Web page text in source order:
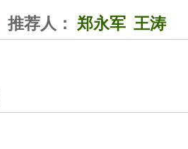
推荐人： 郑永军 王涛